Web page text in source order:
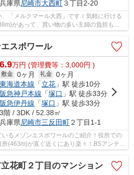
兵庫県尼崎市大西町３丁目2-20
「メルクマール大西」です！気軽に行ける
があって、買い物の多い主婦の負担も減
の湯が冷めてしまっ...
スポワール
6.9万円 (管理費等：3,000円 )
敷金 0ヶ月 礼金 0ヶ月
東海道本線 「立花 」駅 徒歩10分
阪急神戸本線 「塚口 」駅 徒歩33分
阪急伊丹線 「塚口 」駅 徒歩33分
3階 / 3DK / 52.38㎡
兵庫県尼崎市三反田町２丁目1-1
るメゾンエスポワールのご紹介！役所での
(463m)が直ぐ近くにあり楽々！BSアンテナ
物件！賃貸住宅をお...
花町２丁目のマンション